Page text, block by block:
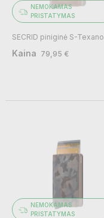
NEMOKAMAS
PRISTATYMAS
SECRID piniginė S-Texano
Kaina 79,95 €
NEMOKAMAS
PRISTATYMAS